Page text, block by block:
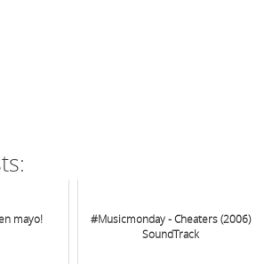
mayo!
#Musicmonday - Cheaters (2006)
SoundTrack